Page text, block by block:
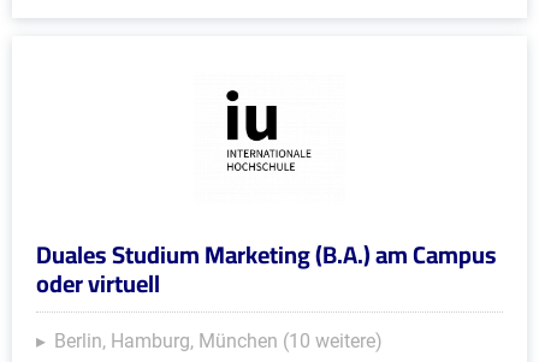
Duales Studium Marketing (B.A.) am Campus
oder virtuell
Berlin, Hamburg, München (10 weitere)